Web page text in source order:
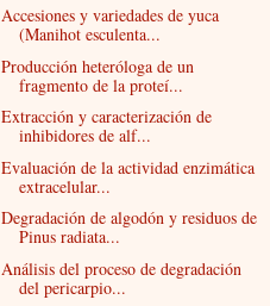
Accesiones y variedades de yuca
(Manihot esculenta...
Producción heteróloga de un
fragmento de la proteí...
Extracción y caracterización de
inhibidores de alf...
Evaluación de la actividad enzimática
extracelular...
Degradación de algodón y residuos de
Pinus radiata...
Análisis del proceso de degradación
del pericarpio...